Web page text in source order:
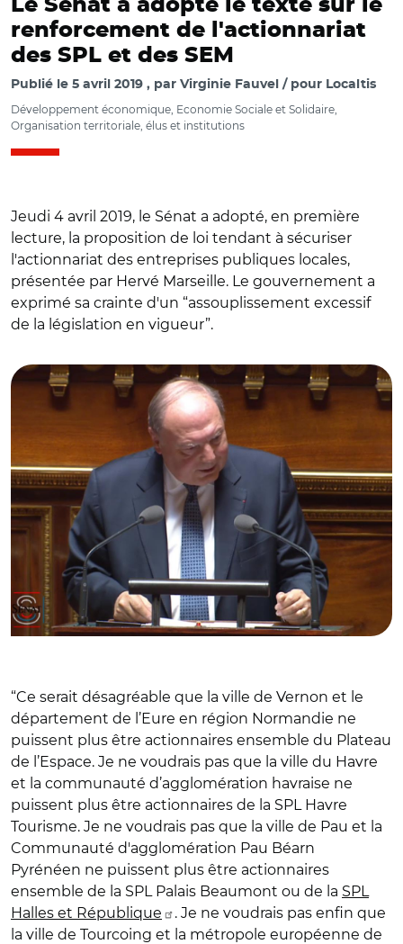
Le Sénat a adopté le texte sur le
renforcement de l'actionnariat
des SPL et des SEM
Publié le 5 avril 2019 par Virginie Fauvel / pour Localtis
Développement économique, Economie Sociale et Solidaire,
Organisation territoriale, élus et institutions
Jeudi 4 avril 2019, le Sénat a adopté, en première
lecture, la proposition de loi tendant à sécuriser
l'actionnariat des entreprises publiques locales,
présentée par Hervé Marseille. Le gouvernement a
exprimé sa crainte d'un “assouplissement excessif
de la législation en vigueur”.
“Ce serait désagréable que la ville de Vernon et le
département de l’Eure en région Normandie ne
puissent plus être actionnaires ensemble du Plateau
de l’Espace. Je ne voudrais pas que la ville du Havre
et la communauté d’agglomération havraise ne
puissent plus être actionnaires de la SPL Havre
Tourisme. Je ne voudrais pas que la ville de Pau et la
Communauté d'agglomération Pau Béarn
Pyrénéen ne puissent plus être actionnaires
ensemble de la SPL Palais Beaumont ou de la SPL
Halles et République
. Je ne voudrais pas enfin que
la ville de Tourcoing et la métropole européenne de